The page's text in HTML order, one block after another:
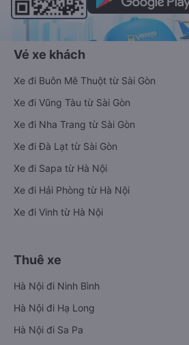
Vé xe khách
Xe đi Buôn Mê Thuột từ Sài Gòn
Xe đi Vũng Tàu từ Sài Gòn
Xe đi Nha Trang từ Sài Gòn
Xe đi Đà Lạt từ Sài Gòn
Xe đi Sapa từ Hà Nội
Xe đi Hải Phòng từ Hà Nội
Xe đi Vinh từ Hà Nội
Thuê xe
Hà Nội đi Ninh Bình
Hà Nội đi Hạ Long
Hà Nội đi Sa Pa